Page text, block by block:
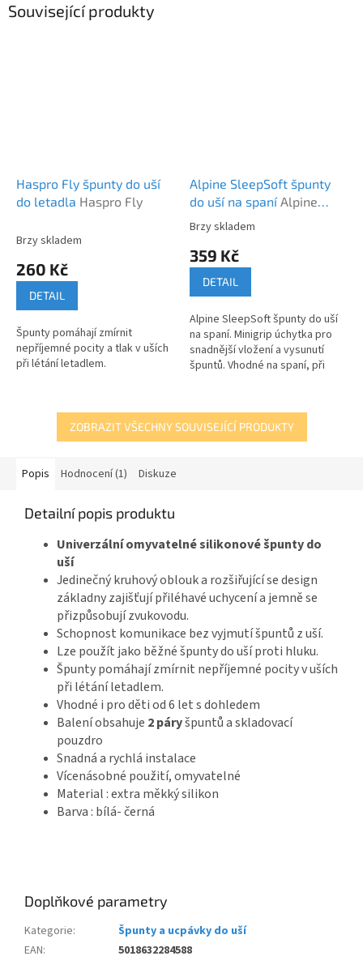
Související produkty
Haspro Fly špunty do uší
do letadla Haspro Fly
Brzy skladem
260 Kč
DETAIL
Špunty pomáhají zmírnit
nepříjemné pocity a tlak v uších
při létání letadlem.
Alpine SleepSoft špunty
do uší na spaní Alpine
SleepSoft New
Průměrné
produktu
5,0
5
hvězdiček.
Brzy skladem
359 Kč
DETAIL
Alpine SleepSoft špunty do uší
na spaní. Minigrip úchytka pro
snadnější vložení a vysunutí
špuntů. Vhodné na spaní, při
ZOBRAZIT VŠECHNY SOUVISEJÍCÍ PRODUKTY
Popis Hodnocení (1) Diskuze
Detailní popis produktu
Univerzální omyvatelné silikonové špunty do
uší
Jedinečný kruhový oblouk a rozšiřující se design
základny zajišťují přiléhavé uchycení a jemně se
přizpůsobují zvukovodu.
Schopnost komunikace bez vyjmutí špuntů z uší.
Lze použít jako běžné špunty do uší proti hluku.
Špunty pomáhají zmírnit nepříjemné pocity v uších
při létání letadlem.
Vhodné i pro děti od 6 let s dohledem
Balení obsahuje 2 páryšpuntů a skladovací
pouzdro
Snadná a rychlá instalace
Vícenásobné použití, omyvatelné
Material : extra měkký silikon
Barva : bílá- černá
Doplňkové parametry
Kategorie:
Špunty a ucpávky do uší
EAN:
5018632284588